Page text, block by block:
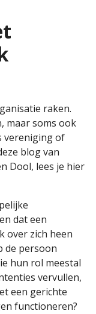
raken.
maar soms ook
vereniging of
blog van
Dool, lees je hier
dat een
over zich heen
de persoon
hun rol meestal
vervullen,
een gerichte
functioneren?